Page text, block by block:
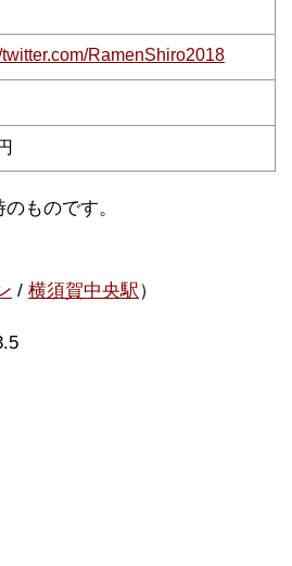
twitter.com/RamenShiro2018
ものです。
/ 横須賀中央駅）